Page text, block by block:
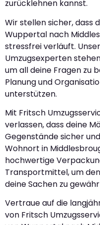
zurücklehnen kannst.
Wir stellen sicher, dass
Wuppertal nach
stressfrei verläuft.
Umzugsexperten
um all deine Fragen zu
Planung und
unterstützen.
Mit Fritsch
verlassen, dass deine
Gegenstände sicher
Wohnort in
hochwertige
Transportmittel, um
deine Sachen zu
Vertraue auf die
von Fritsch